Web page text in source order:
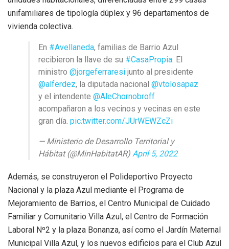
unifamiliares de tipología dúplex y 96 departamentos de
vivienda colectiva.
En #Avellaneda, familias de Barrio Azul
recibieron la llave de su #CasaPropia. El
ministro @jorgeferraresi junto al presidente
@alferdez, la diputada nacional @vtolosapaz
y el intendente @AleChornobroff
acompañaron a los vecinos y vecinas en este
gran día. pic.twitter.com/JUrWEWZcZi
— Ministerio de Desarrollo Territorial y
Hábitat (@MinHabitatAR) April 5, 2022
Además, se construyeron el Polideportivo Proyecto
Nacional y la plaza Azul mediante el Programa de
Mejoramiento de Barrios, el Centro Municipal de Cuidado
Familiar y Comunitario Villa Azul, el Centro de Formación
Laboral Nº2 y la plaza Bonanza, así como el Jardín Maternal
Municipal Villa Azul, y los nuevos edificios para el Club Azul